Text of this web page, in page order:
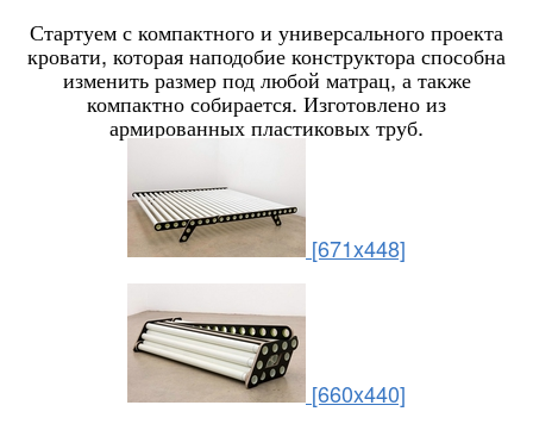
Стартуем с компактного и универсального проекта
кровати, которая наподобие конструктора способна
изменить размер под любой матрац, а также
компактно собирается. Изготовлено из
армированных пластиковых труб.
[671x448]
[660x440]